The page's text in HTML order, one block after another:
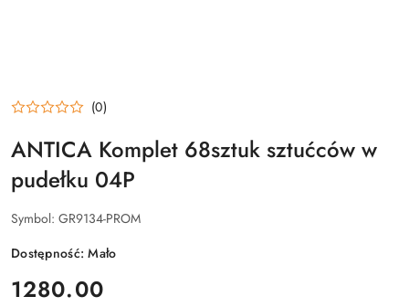
(0)
ANTICA Komplet 68sztuk sztućców w
pudełku 04P
Symbol: GR9134-PROM
Dostępność:Mało
cena:
1280.00